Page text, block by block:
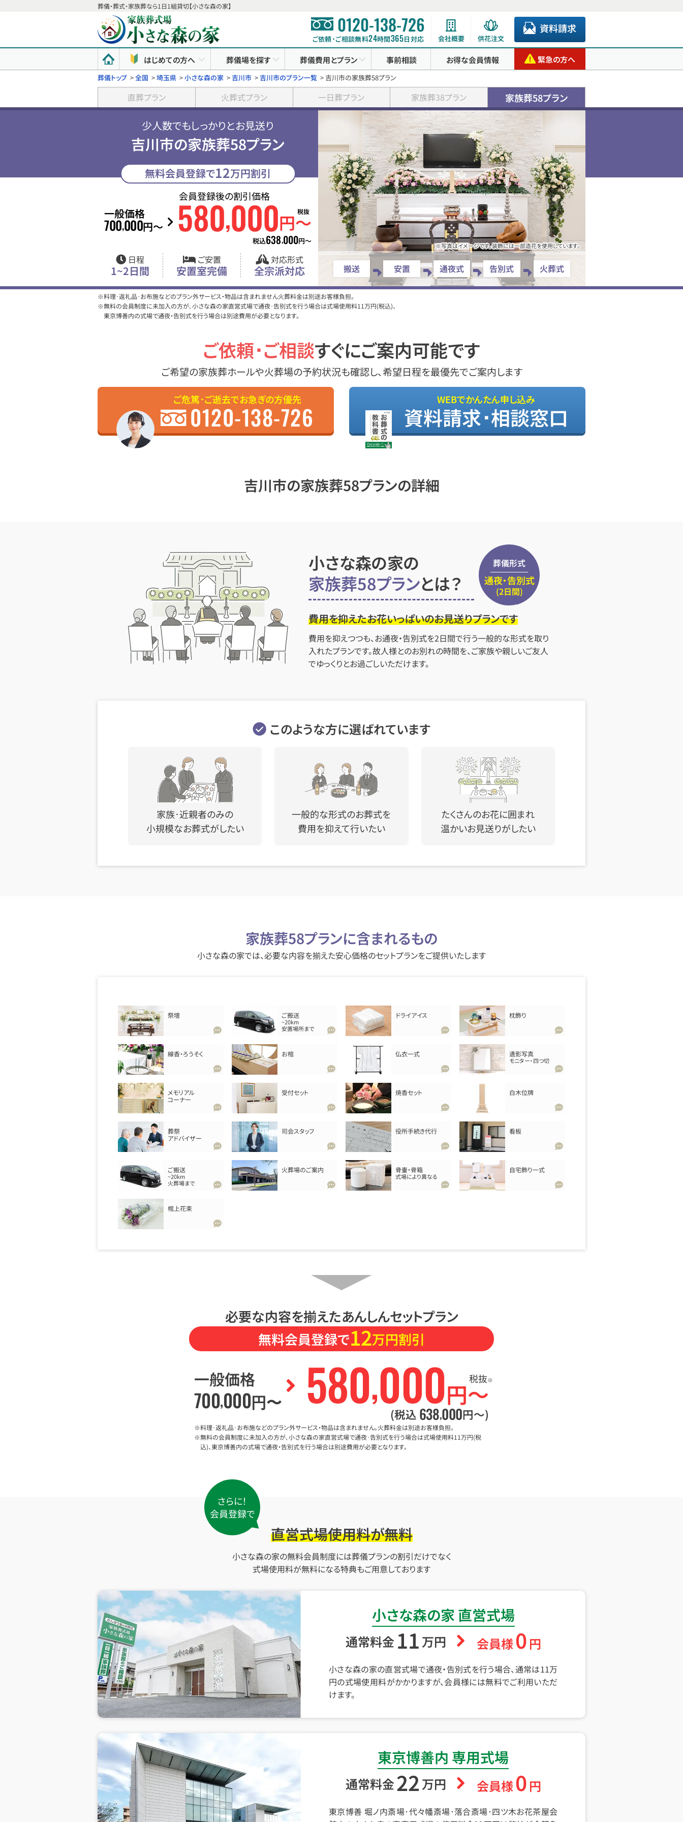
葬儀・葬式・家族葬なら1日1組貸切【小さな森の家】
0120-138-726
ご依頼･ご相談無料24時間365日対応 会社概要 供花注文
資料請求
はじめての方へ 葬儀場を探す 葬儀費用とプラン 事前相談 お得な会員情報 緊急の方へ
葬儀トップ >全国 >埼玉県 >小さな森の家 >吉川市 >吉川市のプラン一覧 >吉川市の家族葬58プラン
直葬プラン 火葬式プラン 一日葬プラン 家族葬38プラン 家族葬58プラン
少人数でもしっかりとお見送り
吉川市の家族葬58プラン
無料会員登録で12万円割引
一般価格
700,000円〜
会員登録後の割引価格
580,000円〜
税抜
税込638,000円〜
日程
1~2日間
ご安置
安置室完備
対応形式
全宗派対応
※写真はイメージです。装飾には一部造花を使用しています。
搬送 安置 通夜式 告別式 火葬式
※料理･返礼品･お布施などのプラン外サービス・物品は含まれません火葬料金は別途お客様負担。
※無料の会員制度に未加入の方が､小さな森の家直営式場で通夜･告別式を行う場合は式場使用料11万円(税込)、
東京博善内の式場で通夜・告別式を行う場合は別途費用が必要となります。
ご依頼･ご相談すぐにご案内可能です
ご希望の家族葬ホールや火葬場の予約状況も確認し、希望日程を最優先でご案内します
ご危篤･ご逝去でお急ぎの方優先
0120-138-726
WEBでかんたん申し込み
資料請求･相談窓口
吉川市の家族葬58プランの詳細
小さな森の家の
家族葬58プランとは？
葬儀形式
通夜・告別式
(2日間)
費用を抑えたお花いっぱいのお見送りプランです
費用を抑えつつも、お通夜・告別式を2日間で行う一般的な形式を取り
入れたプランです。故人様とのお別れの時間を、ご家族や親しいご友人
でゆっくりとお過ごしいただけます。
このような方に選ばれています
家族･近親者のみの
小規模なお葬式がしたい
一般的な形式のお葬式を
費用を抑えて行いたい
たくさんのお花に囲まれ
温かいお見送りがしたい
家族葬58プランに含まれるもの
小さな森の家では、必要な内容を揃えた安心価格のセットプランをご提供いたします
祭壇 ご搬送
~20km
安置場所まで
ドライアイス 枕飾り
線香・ろうそく お棺 仏衣一式 遺影写真
モニター・四つ切
メモリアル
コーナー
受付セット 焼香セット 白木位牌
葬祭
アドバイザー
司会スタッフ 役所手続き代行 看板
ご搬送
~20km
火葬場まで
火葬場のご案内 骨壷・骨箱
式場により異なる
自宅飾り一式
棺上花束
必要な内容を揃えたあんしんセットプラン
無料会員登録で12万円割引
一般価格
700,000円〜 580,000円〜
税抜※
(税込 638,000円〜)
※料理･返礼品･お布施などのプラン外サービス・物品は含まれません。火葬料金は別途お客様負担。
※無料の会員制度に未加入の方が､小さな森の家直営式場で通夜･告別式を行う場合は式場使用料11万円(税
込)、東京博善内の式場で通夜・告別式を行う場合は別途費用が必要となります。
さらに！
会員登録で
直営式場使用料が無料
小さな森の家の無料会員制度には葬儀プランの割引だけでなく
式場使用料が無料になる特典もご用意しております
小さな森の家 直営式場
通常料金 11 万円 会員様0 円
小さな森の家の直営式場で通夜・告別式を行う場合、通常は11万
円の式場使用料がかかりますが、会員様には無料でご利用いただ
けます。
東京博善内 専用式場
通常料金22万円 会員様0 円
東京博善 堀ノ内斎場･代々幡斎場･落合斎場･四ツ木お花茶屋会